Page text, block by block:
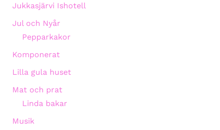
Jukkasjärvi Ishotell
Jul och Nyår
Pepparkakor
Komponerat
Lilla gula huset
Mat och prat
Linda bakar
Musik